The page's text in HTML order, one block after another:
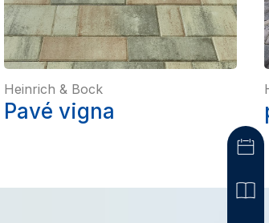
Heinrich & Bock
Pavé vigna